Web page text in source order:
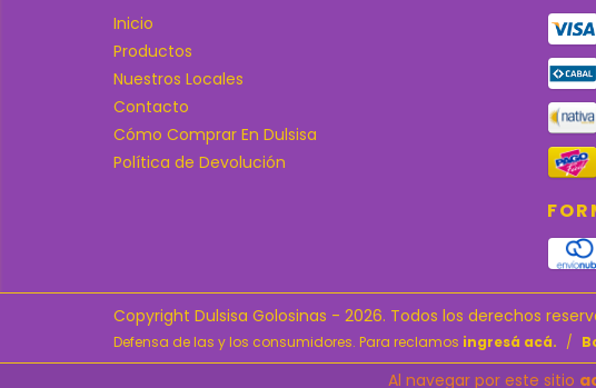
Al navegar por este sitio
Inicio
Productos
Nuestros Locales
Contacto
Cómo Comprar En Dulsisa
Política de Devolución
Copyright Dulsisa Golosinas - 2026. Todos los derechos
Defensa de las y los consumidores. Para reclamos ingresá acá. /